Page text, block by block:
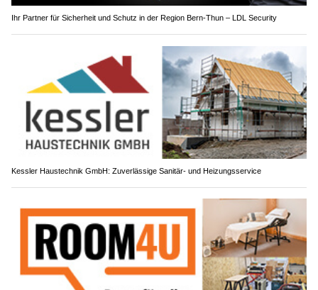
Ihr Partner für Sicherheit und Schutz in der Region Bern-Thun – LDL Security
Kessler Haustechnik GmbH: Zuverlässige Sanitär- und Heizungsservice